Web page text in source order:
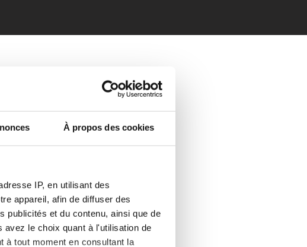
À propos des cookies
IP, en utilisant des
appareil, afin de diffuser des
publicités et du contenu, ainsi que de
avez le choix quant à l'utilisation de
à tout moment en consultant la